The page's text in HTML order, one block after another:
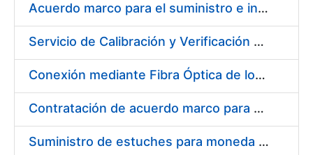
Acuerdo marco para el suministro e instalación de persianas, estores y otros complementos
Servicio de Calibración y Verificación Externa de los Equipos de Medición del Servicio de Prevención de la FNMT-RCM
Conexión mediante Fibra Óptica de los Centros de Proceso de Datos (CPDs) de las sedes de la FNMT-RCM de Burgos y Madrid
Contratación de acuerdo marco para el Suministro de Material de Electricidad para la Fábrica Nacional de Moneda y Timbre-Real Casa de la Moneda en su centro de trabajo de Burgos
Suministro de estuches para moneda de 30 €